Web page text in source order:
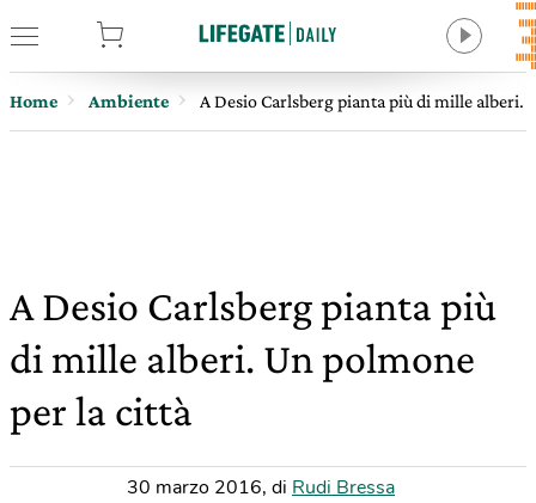
Home Ambiente A Desio Carlsberg pianta più di mille alberi.
A Desio Carlsberg pianta più
di mille alberi. Un polmone
per la città
30 marzo 2016, di Rudi Bressa